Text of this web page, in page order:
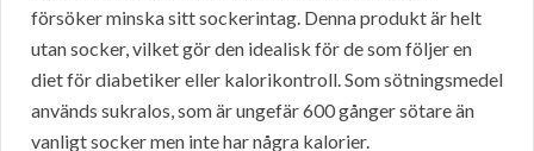
försöker minska sitt sockerintag. Denna produkt är helt
utan socker, vilket gör den idealisk för de som följer en
diet för diabetiker eller kalorikontroll. Som sötningsmedel
används sukralos, som är ungefär 600 gånger sötare än
vanligt socker men inte har några kalorier.